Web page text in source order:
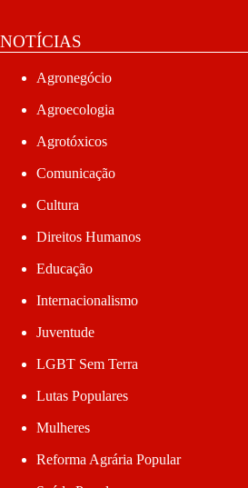
NOTÍCIAS
Agronegócio
Agroecologia
Agrotóxicos
Comunicação
Cultura
Direitos Humanos
Educação
Internacionalismo
Juventude
LGBT Sem Terra
Lutas Populares
Mulheres
Reforma Agrária Popular